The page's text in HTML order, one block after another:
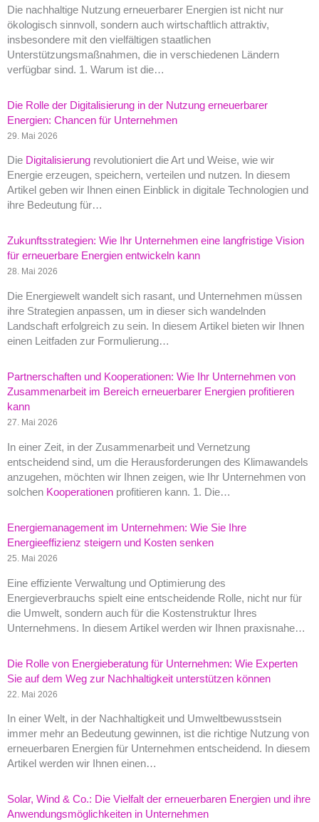
Die nachhaltige Nutzung erneuerbarer Energien ist nicht nur
ökologisch sinnvoll, sondern auch wirtschaftlich attraktiv,
insbesondere mit den vielfältigen staatlichen
Unterstützungsmaßnahmen, die in verschiedenen Ländern
verfügbar sind. 1. Warum ist die…
Die Rolle der Digitalisierung in der Nutzung erneuerbarer
Energien: Chancen für Unternehmen
29. Mai 2026
Die Digitalisierung revolutioniert die Art und Weise, wie wir
Energie erzeugen, speichern, verteilen und nutzen. In diesem
Artikel geben wir Ihnen einen Einblick in digitale Technologien und
ihre Bedeutung für…
Zukunftsstrategien: Wie Ihr Unternehmen eine langfristige Vision
für erneuerbare Energien entwickeln kann
28. Mai 2026
Die Energiewelt wandelt sich rasant, und Unternehmen müssen
ihre Strategien anpassen, um in dieser sich wandelnden
Landschaft erfolgreich zu sein. In diesem Artikel bieten wir Ihnen
einen Leitfaden zur Formulierung…
Partnerschaften und Kooperationen: Wie Ihr Unternehmen von
Zusammenarbeit im Bereich erneuerbarer Energien profitieren
kann
27. Mai 2026
In einer Zeit, in der Zusammenarbeit und Vernetzung
entscheidend sind, um die Herausforderungen des Klimawandels
anzugehen, möchten wir Ihnen zeigen, wie Ihr Unternehmen von
solchen Kooperationen profitieren kann. 1. Die…
Energiemanagement im Unternehmen: Wie Sie Ihre
Energieeffizienz steigern und Kosten senken
25. Mai 2026
Eine effiziente Verwaltung und Optimierung des
Energieverbrauchs spielt eine entscheidende Rolle, nicht nur für
die Umwelt, sondern auch für die Kostenstruktur Ihres
Unternehmens. In diesem Artikel werden wir Ihnen praxisnahe…
Die Rolle von Energieberatung für Unternehmen: Wie Experten
Sie auf dem Weg zur Nachhaltigkeit unterstützen können
22. Mai 2026
In einer Welt, in der Nachhaltigkeit und Umweltbewusstsein
immer mehr an Bedeutung gewinnen, ist die richtige Nutzung von
erneuerbaren Energien für Unternehmen entscheidend. In diesem
Artikel werden wir Ihnen einen…
Solar, Wind & Co.: Die Vielfalt der erneuerbaren Energien und ihre
Anwendungsmöglichkeiten in Unternehmen